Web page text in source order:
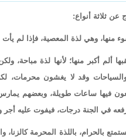
عن ثلاثة أنواع:
منها، وهي لذة المعصية، فإذا لم
ألم أكبر منها؛ لأنها لذة
والسياحات وقد لا يغشون محرمات،
فيها ساعات طويلة، وبعضهم
ترفعه في الجنة درجات، فيفوت عليه
بالحرام، باللذة المحرمة